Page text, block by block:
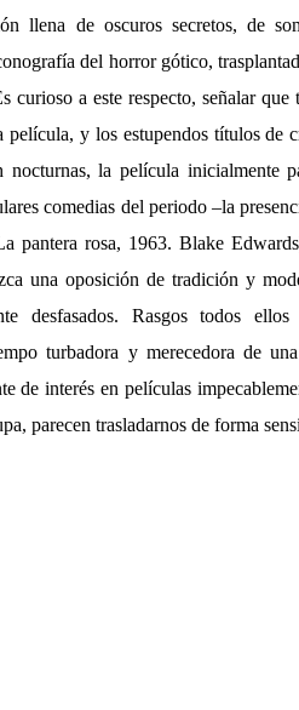
llena de oscuros secretos, de
del horror gótico,
curioso a este respecto, señalar que
y los estupendos títulos de
la película inicialmente
comedias del periodo –la
pantera rosa, 1963. Blake
una oposición de tradición y
desfasados. Rasgos todos
turbadora y merecedora de
de interés en películas
parecen trasladarnos de forma